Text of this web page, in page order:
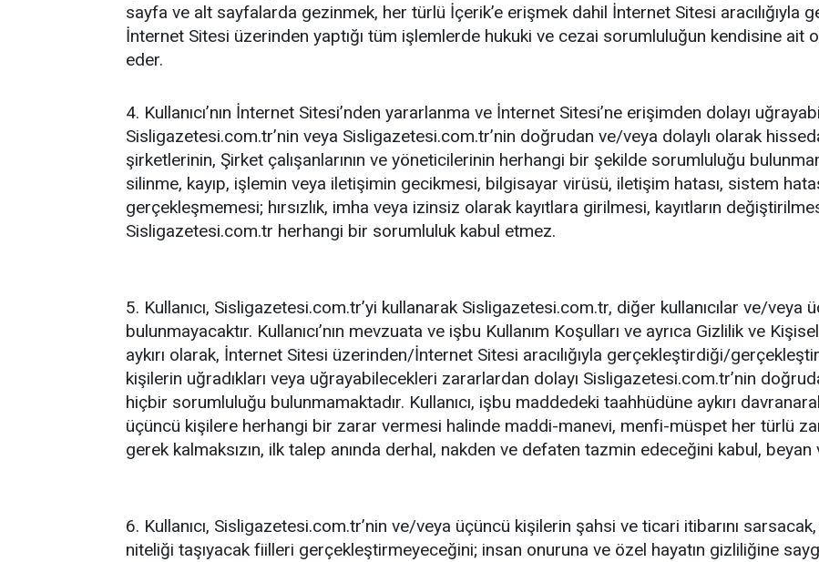
sayfa ve alt sayfalarda gezinmek, her türlü İçerik’e erişmek dahil İnternet Sitesi aracılığıyla
İnternet Sitesi üzerinden yaptığı tüm işlemlerde hukuki ve cezai sorumluluğun kendisine ait
eder.
4. Kullanıcı’nın İnternet Sitesi’nden yararlanma ve İnternet Sitesi’ne erişimden dolayı
Sisligazetesi.com.tr’nin veya Sisligazetesi.com.tr’nin doğrudan ve/veya dolaylı olarak
şirketlerinin, Şirket çalışanlarının ve yöneticilerinin herhangi bir şekilde sorumluluğu
silinme, kayıp, işlemin veya iletişimin gecikmesi, bilgisayar virüsü, iletişim hatası, sistem
gerçekleşmemesi; hırsızlık, imha veya izinsiz olarak kayıtlara girilmesi, kayıtların
Sisligazetesi.com.tr herhangi bir sorumluluk kabul etmez.
5. Kullanıcı, Sisligazetesi.com.tr’yi kullanarak Sisligazetesi.com.tr, diğer kullanıcılar ve/
bulunmayacaktır. Kullanıcı’nın mevzuata ve işbu Kullanım Koşulları ve ayrıca Gizlilik ve
aykırı olarak, İnternet Sitesi üzerinden/İnternet Sitesi aracılığıyla gerçekleştirdiği/
kişilerin uğradıkları veya uğrayabilecekleri zararlardan dolayı Sisligazetesi.com.tr’nin
hiçbir sorumluluğu bulunmamaktadır. Kullanıcı, işbu maddedeki taahhüdüne aykırı
üçüncü kişilere herhangi bir zarar vermesi halinde maddi-manevi, menfi-müspet her türlü
gerek kalmaksızın, ilk talep anında derhal, nakden ve defaten tazmin edeceğini kabul, beyan
6. Kullanıcı, Sisligazetesi.com.tr’nin ve/veya üçüncü kişilerin şahsi ve ticari itibarını
niteliği taşıyacak fiilleri gerçekleştirmeyeceğini; insan onuruna ve özel hayatın gizliliğine